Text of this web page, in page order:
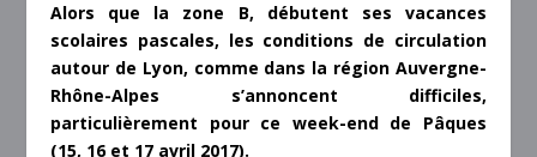
Alors que la zone B, débutent ses vacances
scolaires pascales, les conditions de circulation
autour de Lyon, comme dans la région Auvergne-
Rhône-Alpes s’annoncent difficiles,
particulièrement pour ce week-end de Pâques
(15, 16 et 17 avril 2017).